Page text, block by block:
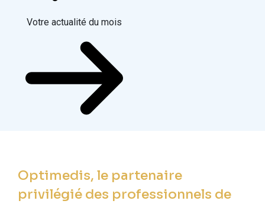
Votre actualité du mois
Optimedis, le partenaire
privilégié des professionnels de